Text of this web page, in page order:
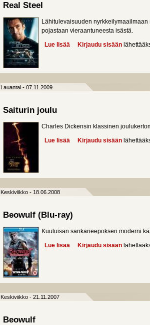
Real Steel
Lähitulevaisuuden
pojastaan vieraantuneesta isästä.
Lue lisää about Real Steel
Kirjaudu sisään
Lauantai - 07.11.2009
Saiturin joulu
Charles Dickensin klassinen
Lue lisää about Saiturin joulu
Kirjaudu sisään
Keskiviikko - 18.06.2008
Beowulf (Blu-ray)
Kuuluisan sankarieepoksen moderni
Lue lisää about Beowulf (Blu-ray)
Kirjaudu sisään
Keskiviikko - 21.11.2007
Beowulf